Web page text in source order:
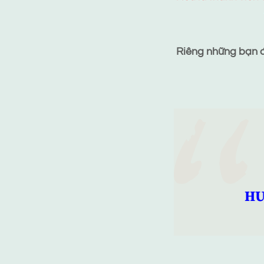
Riêng những bạn